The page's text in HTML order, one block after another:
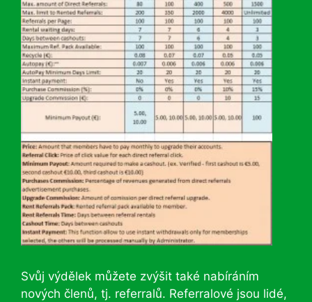
Svůj výdělek můžete zvýšit také nabíráním
nových členů, tj. referralů. Referralové jsou lidé,